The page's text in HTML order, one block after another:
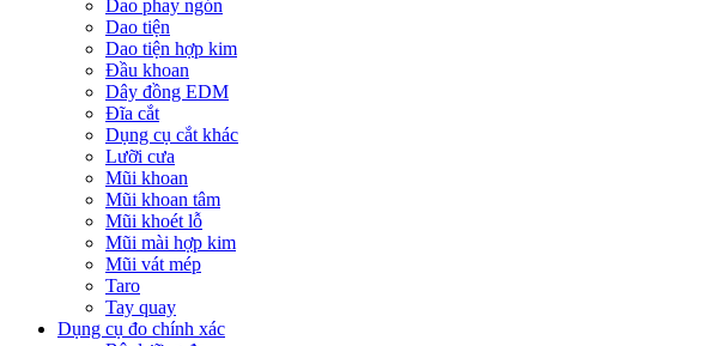
Dao phay ngón
Dao tiện
Dao tiện hợp kim
Đầu khoan
Dây đồng EDM
Đĩa cắt
Dụng cụ cắt khác
Lưỡi cưa
Mũi khoan
Mũi khoan tâm
Mũi khoét lỗ
Mũi mài hợp kim
Mũi vát mép
Taro
Tay quay
Dụng cụ đo chính xác